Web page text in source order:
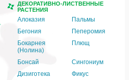
ДЕКОРАТИВНО-ЛИСТВЕННЫЕ
РАСТЕНИЯ
Алоказия
Пальмы
Бегония
Пеперомия
Бокарнея
(Нолина)
Плющ
Бонсай
Сингониум
Дизиготека
Фикус